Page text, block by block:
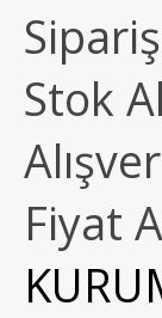
Stok
Fiyat